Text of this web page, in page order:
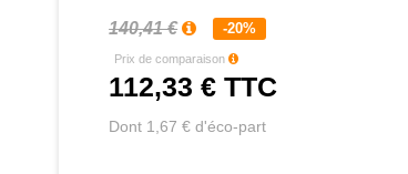
140,41 € -20%
Prix de comparaison
112,33 € TTC
Dont 1,67 € d'éco-part